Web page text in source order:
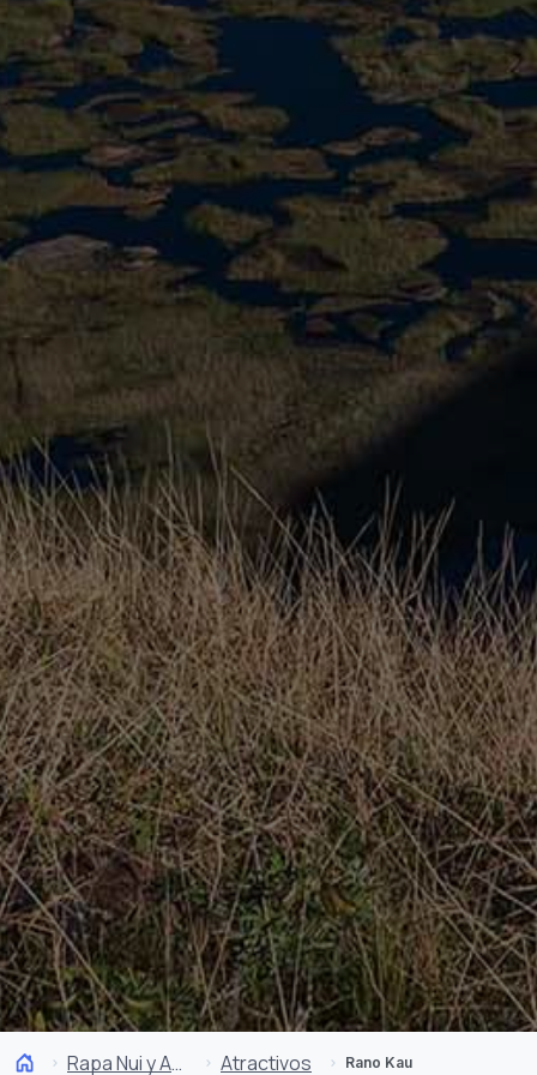
Rapa Nui y Archipiélago Juan Fernández Atractivos Rano Kau